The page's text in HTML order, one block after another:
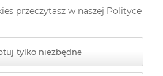
przeczytasz w naszej Polityce
tylko niezbędne